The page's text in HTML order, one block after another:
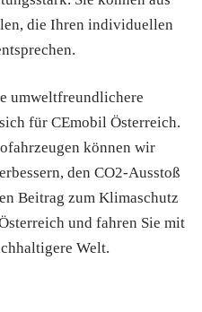
die Ihren individuellen
umweltfreundlichere
für CEmobil Österreich.
können wir
den CO2-Ausstoß
Beitrag zum Klimaschutz
und fahren Sie mit
Welt.